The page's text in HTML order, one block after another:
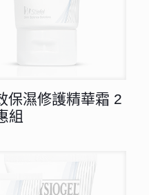
保濕修護精華霜 2
組